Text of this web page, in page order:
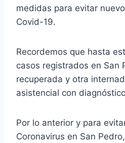
medidas para evitar
Covid-19.
Recordemos que hasta
casos registrados en San
recuperada y otra
asistencial con
Por lo anterior y para
Coronavirus en San